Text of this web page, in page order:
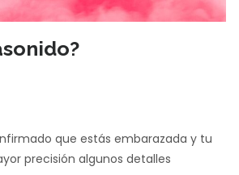
que estás embarazada y tu
precisión algunos detalles